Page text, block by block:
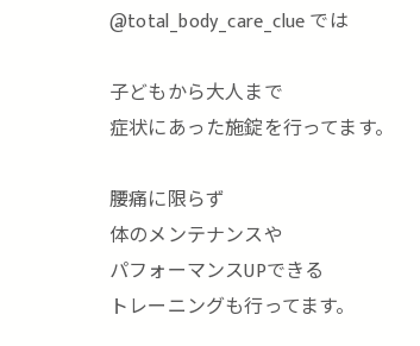
@total_body_care_clue では
子どもから大人まで
症状にあった施錠を行ってます。
腰痛に限らず
体のメンテナンスや
パフォーマンスUPできる
トレーニングも行ってます。